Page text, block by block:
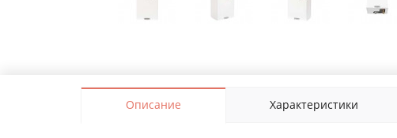
Описание Характеристики